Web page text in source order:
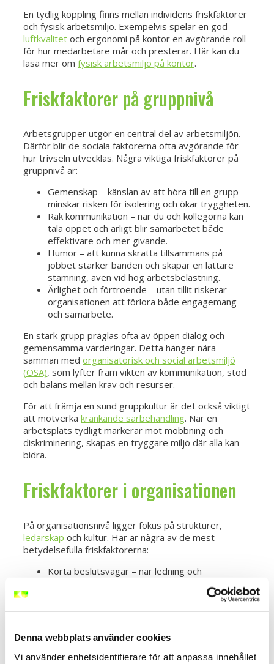
Denna webbplats använder cookies
Vi använder enhetsidentifierare för att anpassa innehållet
En tydlig koppling finns mellan individens friskfaktorer
och fysisk arbetsmiljö. Exempelvis spelar en god
luftkvalitet och ergonomi på kontor en avgörande roll
för hur medarbetare mår och presterar. Här kan du
läsa mer om fysisk arbetsmiljö på kontor.
Friskfaktorer på gruppnivå
Arbetsgrupper utgör en central del av arbetsmiljön.
Därför blir de sociala faktorerna ofta avgörande för
hur trivseln utvecklas. Några viktiga friskfaktorer på
gruppnivå är:
Gemenskap – känslan av att höra till en grupp
minskar risken för isolering och ökar tryggheten.
Rak kommunikation – när du och kollegorna kan
tala öppet och ärligt blir samarbetet både
effektivare och mer givande.
Humor – att kunna skratta tillsammans på
jobbet stärker banden och skapar en lättare
stämning, även vid hög arbetsbelastning.
Ärlighet och förtroende – utan tillit riskerar
organisationen att förlora både engagemang
och samarbete.
En stark grupp präglas ofta av öppen dialog och
gemensamma värderingar. Detta hänger nära
samman med organisatorisk och social arbetsmiljö
(OSA), som lyfter fram vikten av kommunikation, stöd
och balans mellan krav och resurser.
För att främja en sund gruppkultur är det också viktigt
att motverka kränkande särbehandling. När en
arbetsplats tydligt markerar mot mobbning och
diskriminering, skapas en tryggare miljö där alla kan
bidra.
Friskfaktorer i organisationen
På organisationsnivå ligger fokus på strukturer,
ledarskap och kultur. Här är några av de mest
betydelsefulla friskfaktorerna:
Korta beslutsvägar – när ledning och
förtroendet. Detta är också en central del av
bra ledarskap.
Feedback – återkoppling, både positiv och